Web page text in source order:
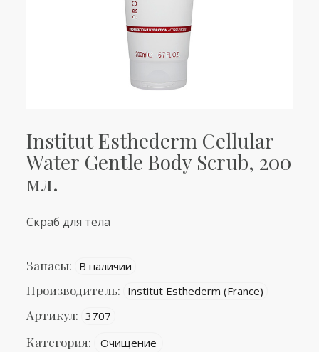
Institut Esthederm Cellular
Water Gentle Body Scrub, 200
мл.
Cкраб для тела
Запасы: В наличии
Производитель: Institut Esthederm (France)
Артикул: 3707
Категория: Очищение